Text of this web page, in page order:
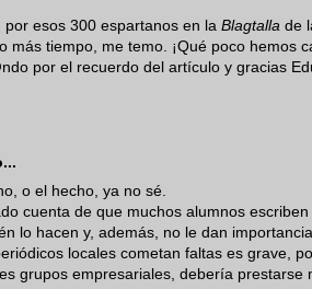
por esos 300 espartanos en la Blagtalla de
más tiempo, me temo. ¡Qué poco hemos
por el recuerdo del artículo y gracias
o el hecho, ya no sé.
cuenta de que muchos alumnos
lo hacen y, además, no le dan
locales cometan faltas es grave,
grupos empresariales, debería